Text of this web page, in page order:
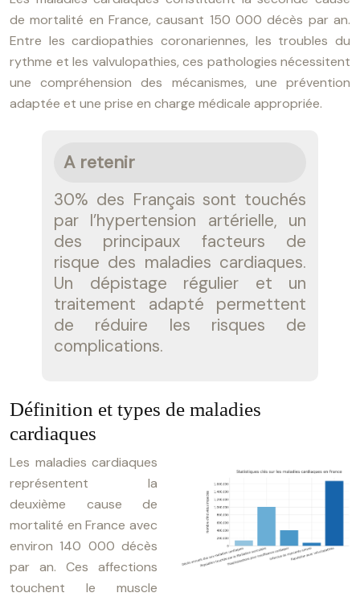
de mortalité en France, causant 150 000 décès par an.
Entre les cardiopathies coronariennes, les troubles du
rythme et les valvulopathies, ces pathologies nécessitent
une compréhension des mécanismes, une prévention
adaptée et une prise en charge médicale appropriée.
A retenir
30% des Français sont touchés
par l’hypertension artérielle, un
des principaux facteurs de
risque des maladies cardiaques.
Un dépistage régulier et un
traitement adapté permettent
de réduire les risques de
complications.
Définition et types de maladies
cardiaques
Les maladies cardiaques
représentent la
deuxième cause de
mortalité en France avec
environ 140 000 décès
par an. Ces affections
touchent le muscle